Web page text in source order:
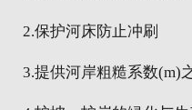
2.保护河床防止冲刷
3.提供河岸粗糙系数(m)